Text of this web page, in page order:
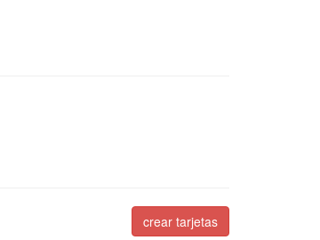
crear tarjetas